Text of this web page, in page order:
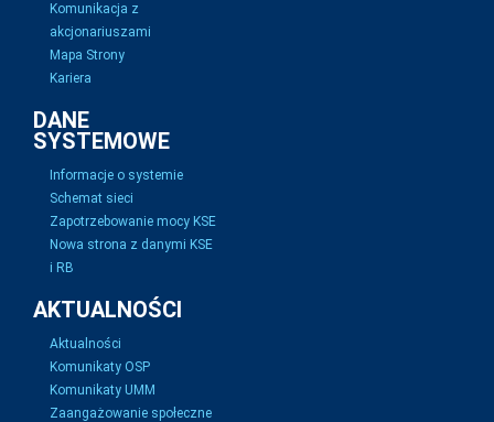
Komunikacja z
akcjonariuszami
Mapa Strony
Kariera
DANE
SYSTEMOWE
Informacje o systemie
Schemat sieci
Zapotrzebowanie mocy KSE
Nowa strona z danymi KSE
i RB
AKTUALNOŚCI
Aktualności
Komunikaty OSP
Komunikaty UMM
Zaangażowanie społeczne